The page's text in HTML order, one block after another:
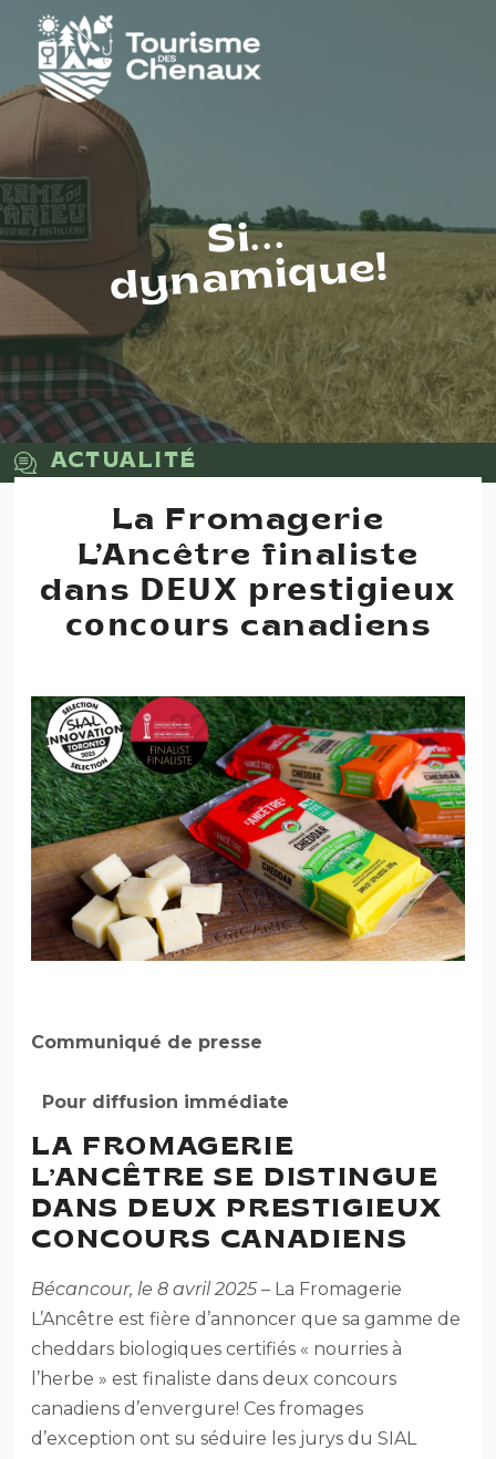
Si...
dynamique!
ACTUALITÉ
La Fromagerie
L’Ancêtre finaliste
dans 𝗗𝗘𝗨𝗫 𝗽𝗿𝗲𝘀𝘁𝗶𝗴𝗶𝗲𝘂𝘅
𝗰𝗼𝗻𝗰𝗼𝘂𝗿𝘀 canadiens
Communiqué de presse
Pour diffusion immédiate
LA FROMAGERIE
L’ANCÊTRE SE DISTINGUE
DANS DEUX PRESTIGIEUX
CONCOURS CANADIENS
Bécancour, le 8 avril 2025 – La Fromagerie
L’Ancêtre est fière d’annoncer que sa gamme de
cheddars biologiques certifiés « nourries à
l’herbe » est finaliste dans deux concours
canadiens d’envergure! Ces fromages
d’exception ont su séduire les jurys du SIAL